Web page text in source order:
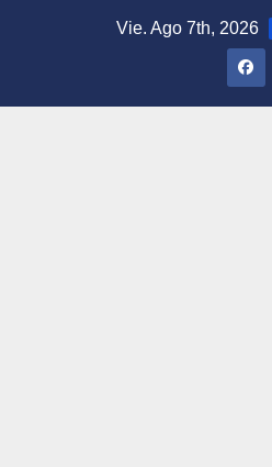
Vie. Ago 7th, 2026